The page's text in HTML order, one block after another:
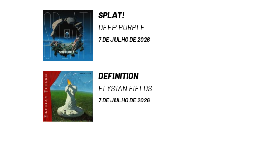
SPLAT!
DEEP PURPLE
7 DE JULHO DE 2026
DEFINITION
ELYSIAN FIELDS
7 DE JULHO DE 2026